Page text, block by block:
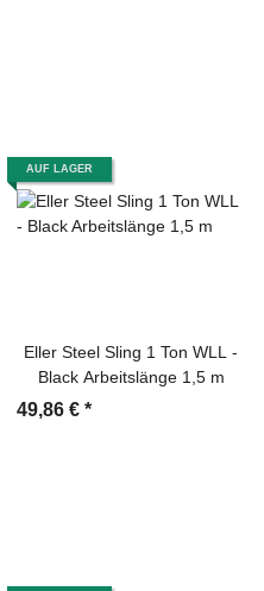
AUF LAGER
Eller Steel Sling 1 Ton WLL -
Black Arbeitslänge 1,5 m
49,86 € *